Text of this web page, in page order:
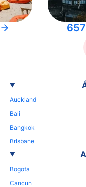
Auckland
Bali
Bangkok
Brisbane
Bogota
Cancun